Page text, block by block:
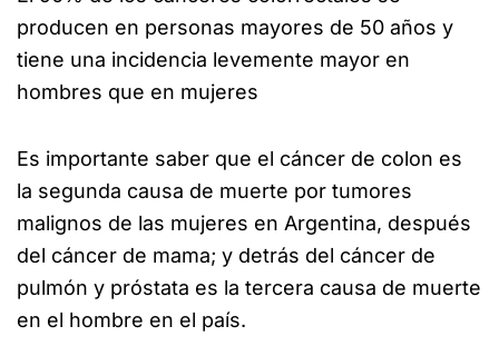
producen en personas mayores de 50 años y
tiene una incidencia levemente mayor en
hombres que en mujeres
Es importante saber que el cáncer de colon es
la segunda causa de muerte por tumores
malignos de las mujeres en Argentina, después
del cáncer de mama; y detrás del cáncer de
pulmón y próstata es la tercera causa de muerte
en el hombre en el país.